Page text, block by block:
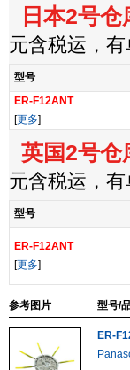
日本2号仓
元含税运，
型号
ER-F12ANT
[更多]
英国2号仓
元含税运，
型号
ER-F12ANT
[更多]
参考图片 型号/
ER-